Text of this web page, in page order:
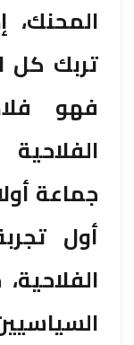
المحنك،
تربك كل
فهو
جماعة
أول